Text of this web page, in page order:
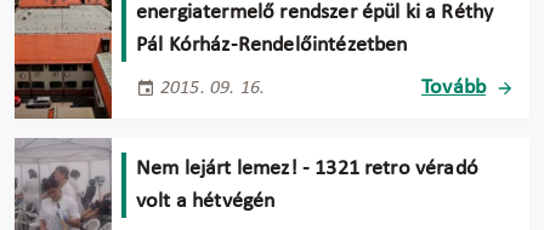
energiatermelő rendszer épül ki a Réthy
Pál Kórház-Rendelőintézetben
2015. 09. 16. Tovább
Nem lejárt lemez! - 1321 retro véradó
volt a hétvégén